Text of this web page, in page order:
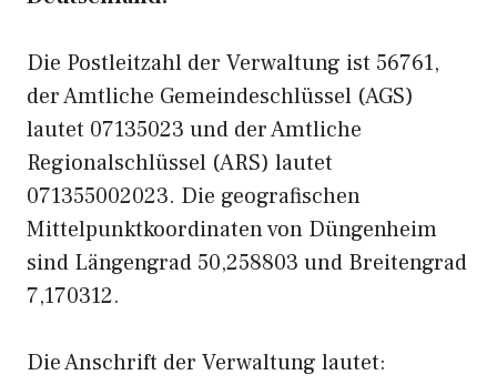
Die Postleitzahl der Verwaltung ist 56761,
der Amtliche Gemeindeschlüssel (AGS)
lautet 07135023 und der Amtliche
Regionalschlüssel (ARS) lautet
071355002023. Die geografischen
Mittelpunktkoordinaten von Düngenheim
sind Längengrad 50,258803 und Breitengrad
7,170312.
Die Anschrift der Verwaltung lautet: